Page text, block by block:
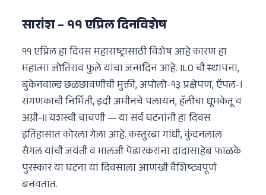
सारांश – ११ एप्रिल दिनविशेष
११ एप्रिल हा दिवस महाराष्ट्रासाठी विशेष आहे कारण हा
महात्मा जोतिराव फुले यांचा जन्मदिन आहे. ILO ची स्थापना,
बुकेनवाल्ड छळछावणीची मुक्ती, अपोलो-१३ प्रक्षेपण, ऍपल-I
संगणकाची निर्मिती, इदी अमीनचे पलायन, हॅलीचा धूमकेतू व
अग्नी-II यशस्वी चाचणी — या सर्व घटनांनी हा दिवस
इतिहासात कोरला गेला आहे. कस्तुरबा गांधी, कुंदनलाल
सैगल यांची जयंती व भालजी पेंढारकरांना दादासाहेब फाळके
पुरस्कार या घटना या दिवसाला आणखी वैशिष्ट्यपूर्ण
बनवतात.